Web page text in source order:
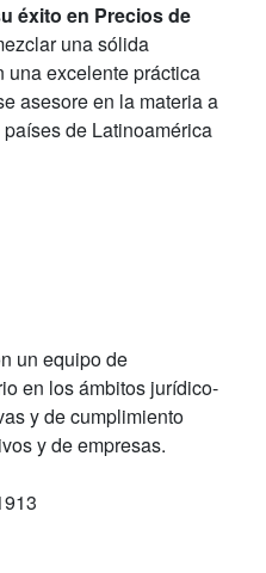
éxito en Precios de
una sólida
excelente práctica
asesore en la materia a
de Latinoamérica
un equipo de
en los ámbitos jurídico-
y de cumplimiento
y de empresas.